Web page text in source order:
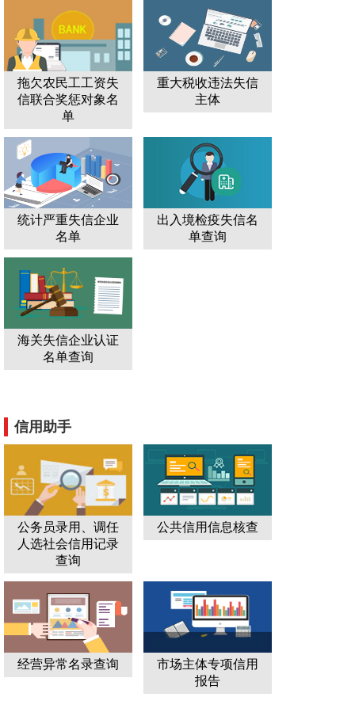
拖欠农民工工资失
信联合奖惩对象名
单
重大税收违法失信
主体
统计严重失信企业
名单
出入境检疫失信名
单查询
海关失信企业认证
名单查询
信用助手
公务员录用、调任
人选社会信用记录
查询
公共信用信息核查
经营异常名录查询
市场主体专项信用
报告